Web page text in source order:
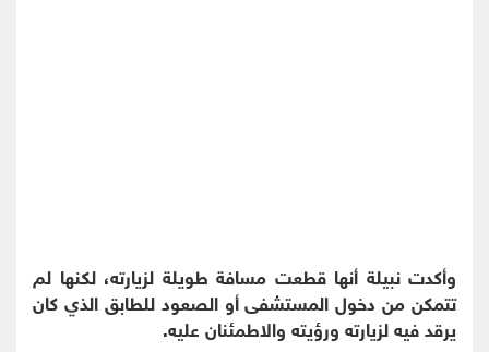
وأكدت نبيلة أنها قطعت مسافة طويلة لزيارته، لكنها لم
تتمكن من دخول المستشفى أو الصعود للطابق الذي كان
يرقد فيه لزيارته ورؤيته والاطمئنان عليه.